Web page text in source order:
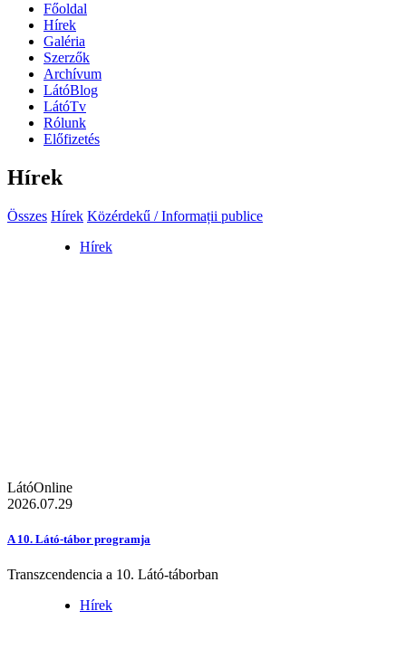
Főoldal
Hírek
Galéria
Szerzők
Archívum
LátóBlog
LátóTv
Rólunk
Előfizetés
Hírek
Összes Hírek Közérdekű / Informații publice
Hírek
LátóOnline
2026.07.29
A 10. Látó-tábor programja
Transzcendencia a 10. Látó-táborban
Hírek